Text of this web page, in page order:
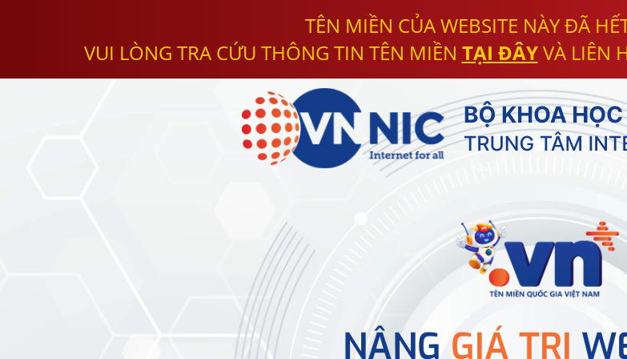
TÊN MIỀN CỦA WEBSITE NÀY ĐÃ
VUI LÒNG TRA CỨU THÔNG TIN TÊN MIỀN TẠI ĐÂYVÀ LIÊN
NÂNG GIÁ TRỊ